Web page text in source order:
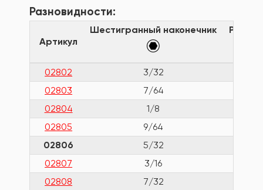
Разновидности:
Артикул
Шестигранный наконечник
02802
3/32
02803
7/64
02804
1/8
02805
9/64
02806
5/32
02807
3/16
02808
7/32